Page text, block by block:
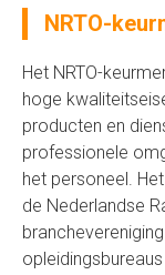
NRTO-
Het NRTO-
hoge
producten en
professionele
het personeel.
de Nederlandse